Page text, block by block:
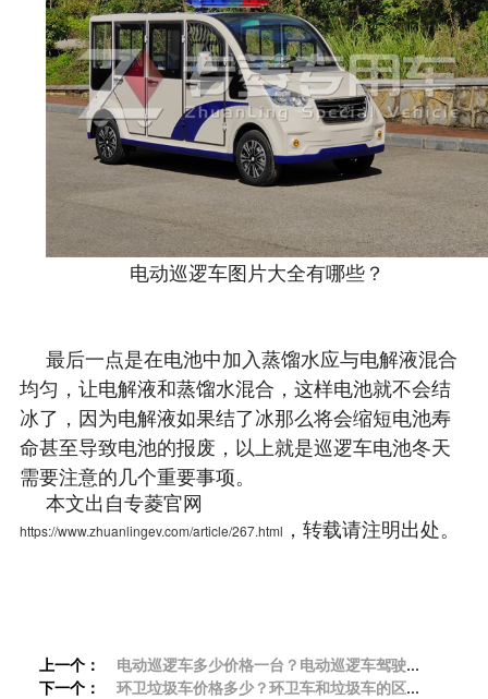
电动巡逻车图片大全有哪些？
最后一点是在电池中加入蒸馏水应与电解液混合
均匀，让电解液和蒸馏水混合，这样电池就不会结
冰了，因为电解液如果结了冰那么将会缩短电池寿
命甚至导致电池的报废，以上就是巡逻车电池冬天
需要注意的几个重要事项。
本文出自专菱官网
https://www.zhuanlingev.com/article/267.html ，转载请注明出处。
上一个：
电动巡逻车多少价格一台？电动巡逻车驾驶注
意点「专菱」
下一个：
环卫垃圾车价格多少？环卫车和垃圾车的区别